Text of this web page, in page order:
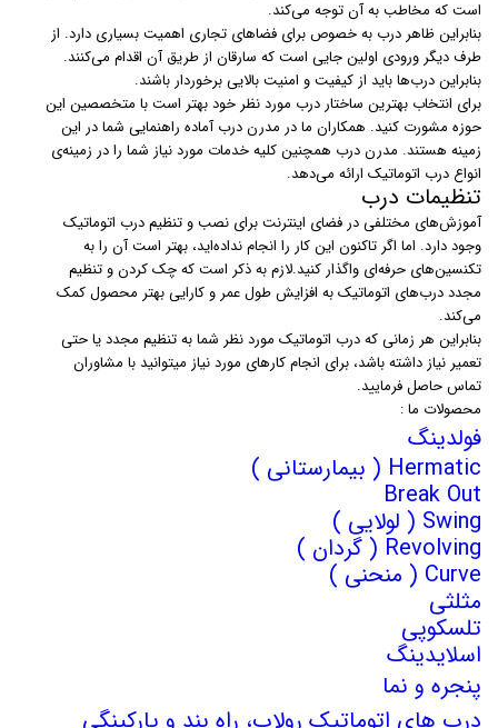
است که مخاطب به آن توجه می‌کند.
بنابراین ظاهر درب به خصوص برای فضاهای تجاری اهمیت بسیاری دارد. از
طرف دیگر ورودی اولین جایی است که سارقان از طریق آن اقدام می‌کنند.
بنابراین درب‌ها باید از کیفیت و امنیت بالایی برخوردار باشند.
برای انتخاب بهترین ساختار درب مورد نظر خود بهتر است با متخصصین این
حوزه مشورت کنید. همکاران ما در مدرن درب آماده راهنمایی شما در این
زمینه هستند. مدرن درب همچنین کلیه خدمات مورد نیاز شما را در زمینه‌ی
انواع درب اتوماتیک ارائه می‌دهد.
تنظیمات درب
آموزش‌های مختلفی در فضای اینترنت برای نصب و تنظیم درب اتوماتیک
وجود دارد. اما اگر تاکنون این کار را انجام نداده‌اید، بهتر است آن را به
تکنسین‌های حرفه‌ای واگذار کنید.لازم به ذکر است که چک کردن و تنظیم
مجدد درب‌های اتوماتیک به افزایش طول عمر و کارایی بهتر محصول کمک
می‌کند.
بنابراین هر زمانی که درب اتوماتیک مورد نظر شما به تنظیم مجدد یا حتی
تعمیر نیاز داشته باشد، برای انجام کارهای مورد نیاز میتوانید با مشاوران
تماس حاصل فرمایید.
محصولات ما :
فولدینگ
Hermatic ( بیمارستانی )
Break Out
Swing ( لولایی )
Revolving ( گردان )
Curve ( منحنی )
مثلثی
تلسکوپی
اسلایدینگ
پنجره و نما